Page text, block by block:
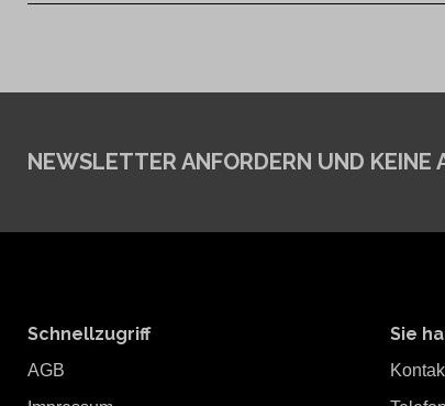
NEWSLETTER ANFORDERN UND KEINE
Schnellzugriff
AGB
Sie